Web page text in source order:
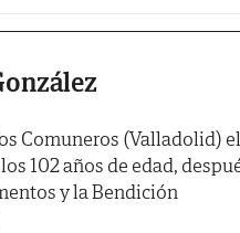
Comuneros (Valladolid) el
102 años de edad,
y la Bendición